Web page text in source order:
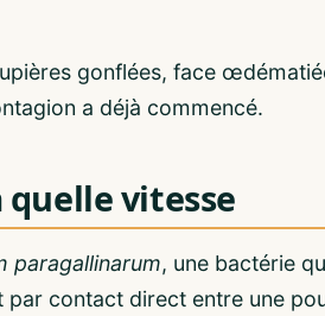
gonflées, face
a déjà commencé.
quelle vitesse
paragallinarum, une bactérie
contact direct entre une